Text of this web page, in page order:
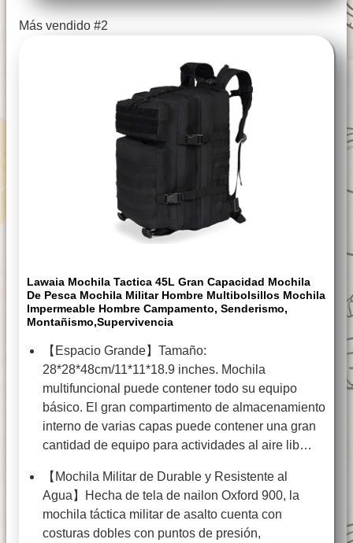
Más vendido #2
Lawaia Mochila Tactica 45L Gran Capacidad Mochila
De Pesca Mochila Militar Hombre Multibolsillos Mochila
Impermeable Hombre Campamento, Senderismo,
Montañismo,Supervivencia
【Espacio Grande】Tamaño:
28*28*48cm/11*11*18.9 inches. Mochila
multifuncional puede contener todo su equipo
básico. El gran compartimento de almacenamiento
interno de varias capas puede contener una gran
cantidad de equipo para actividades al aire lib…
【Mochila Militar de Durable y Resistente al
Agua】Hecha de tela de nailon Oxford 900, la
mochila táctica militar de asalto cuenta con
costuras dobles con puntos de presión,